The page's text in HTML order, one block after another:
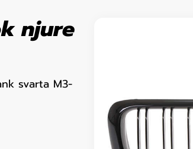
njure
svarta M3-